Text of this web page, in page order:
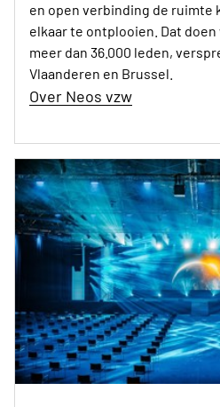
en open verbinding de ruimte
elkaar te ontplooien. Dat
meer dan 36.000 leden,
Vlaanderen en Brussel.
Over Neos vzw